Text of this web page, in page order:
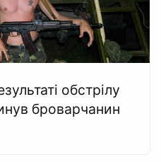
обстрілу
броварчанин